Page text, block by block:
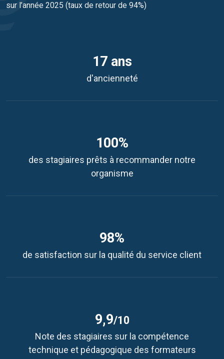
sur l’année 2025 (taux de retour de 94%)
17 ans
d'ancienneté
100%
des stagiaires prêts à recommander notre
organisme
98%
de satisfaction sur la qualité du service client
9,9/10
Note des stagiaires sur la compétence
technique et pédagogique des formateurs